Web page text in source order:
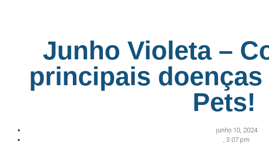
Junho Violeta –
principais
Pets!
junho 10, 2024
, 3:07 pm